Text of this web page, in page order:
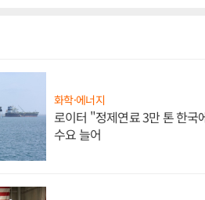
화학·에너지
로이터 "정제연료 3만 톤 한국
수요 늘어